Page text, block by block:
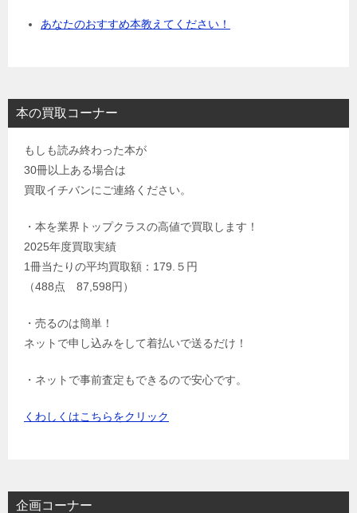
あなたのおすすめ本教えてください！
本の買取コーナー
もしも読み終わった本が
30冊以上ある場合は
買取イチバンにご連絡ください。
・本を業界トップクラスの高値で買取します！
2025年度買取実績
1冊当たりの平均買取額：179.５円
（488点 87,598円）
・売るのは簡単！
ネットで申し込みをして着払いで送るだけ！
・ネットで事前査定もできるので安心です。
くわしくはこちらをクリック
企画コーナー